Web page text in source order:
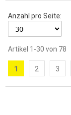
Anzahl pro Seite:
Artikel 1 -30 von 78
Sie
1 Seite
2 Seite
3